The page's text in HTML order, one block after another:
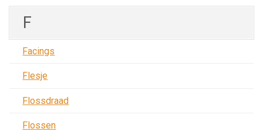
F
Facings
Flesje
Flossdraad
Flossen